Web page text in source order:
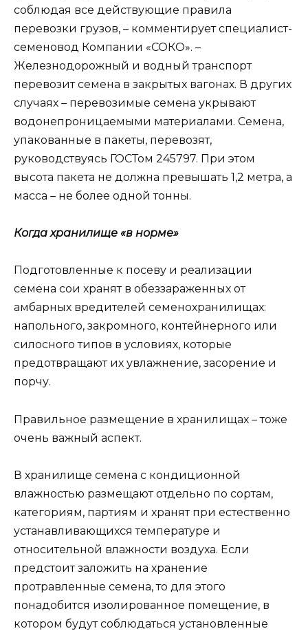
соблюдая все действующие правила
перевозки грузов, – комментирует специалист-
семеновод Компании «СОКО». –
Железнодорожный и водный транспорт
перевозит семена в закрытых вагонах. В других
случаях – перевозимые семена укрывают
водонепроницаемыми материалами. Семена,
упакованные в пакеты, перевозят,
руководствуясь ГОСТом 245797. При этом
высота пакета не должна превышать 1,2 метра, а
масса – не более одной тонны.
Когда хранилище «в норме»
Подготовленные к посеву и реализации
семена сои хранят в обеззараженных от
амбарных вредителей семенохранилищах:
напольного, закромного, контейнерного или
силосного типов в условиях, которые
предотвращают их увлажнение, засорение и
порчу.
Правильное размещение в хранилищах – тоже
очень важный аспект.
В хранилище семена с кондиционной
влажностью размещают отдельно по сортам,
категориям, партиям и хранят при естественно
устанавливающихся температуре и
относительной влажности воздуха. Если
предстоит заложить на хранение
протравленные семена, то для этого
понадобится изолированное помещение, в
котором будут соблюдаться установленные